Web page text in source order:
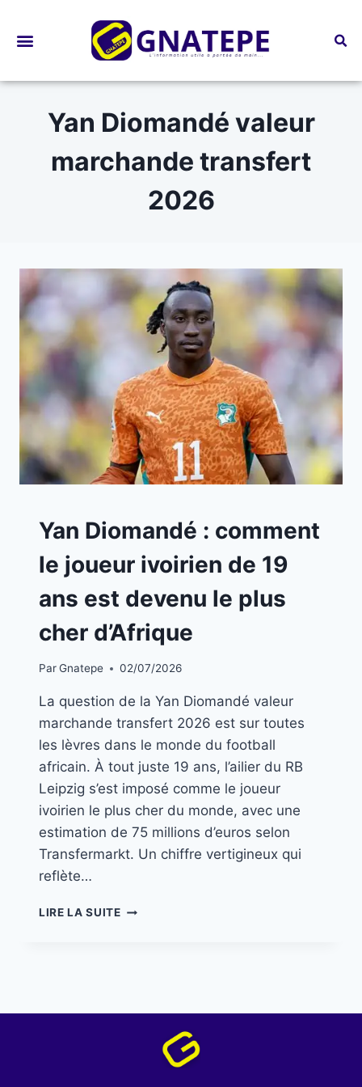
Yan Diomandé valeur
marchande transfert
2026
A
LA
STARS
Yan Diomandé : comment
le joueur ivoirien de 19
ans est devenu le plus
cher d’Afrique
ParGnatepe 02/07/2026
La question de la Yan Diomandé valeur
marchande transfert 2026 est sur toutes
les lèvres dans le monde du football
africain. À tout juste 19 ans, l’ailier du RB
Leipzig s’est imposé comme le joueur
ivoirien le plus cher du monde, avec une
estimation de 75 millions d’euros selon
Transfermarkt. Un chiffre vertigineux qui
reflète…
LIRE LA SUITE